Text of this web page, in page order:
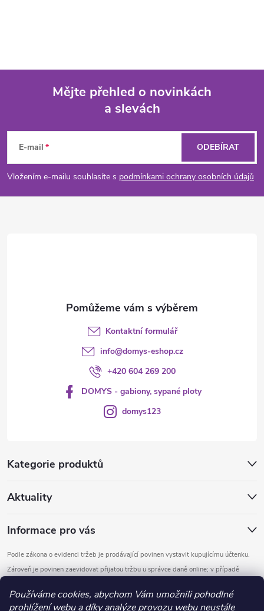
Používáme cookies, abychom Vám umožnili pohodlné
prohlížení webu a díky analýze provozu webu neustále
p
a
Mějte přehled o novinkách
a slevách
E-mail
Vložením e-mailu souhlasíte s podmínkami ochrany osobních údajů
ODEBÍRAT
Kategorie produktů
Aktuality
Informace pro vás
Podle zákona o evidenci tržeb je prodávající povinen vystavit kupujícímu účtenku.
Zároveň je povinen zaevidovat přijatou tržbu u správce daně online; v případě
Kontaktní formulář
info@domys-eshop.cz
+420 604 269 200
DOMYS - gabiony, sypané ploty
domys123